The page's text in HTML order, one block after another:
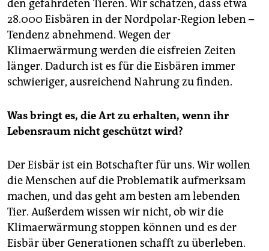
epaper login
den gefährdeten Tieren. Wir schätzen, dass etwa
28.000 Eisbären in der Nordpolar-Region leben –
Tendenz abnehmend. Wegen der
Klimaerwärmung werden die eisfreien Zeiten
länger. Dadurch ist es für die Eisbären immer
schwieriger, ausreichend Nahrung zu finden.
Was bringt es, die Art zu erhalten, wenn ihr
Lebensraum nicht geschützt wird?
Der Eisbär ist ein Botschafter für uns. Wir wollen
die Menschen auf die Problematik aufmerksam
machen, und das geht am besten am lebenden
Tier. Außerdem wissen wir nicht, ob wir die
Klimaerwärmung stoppen können und es der
Eisbär über Generationen schafft zu überleben.